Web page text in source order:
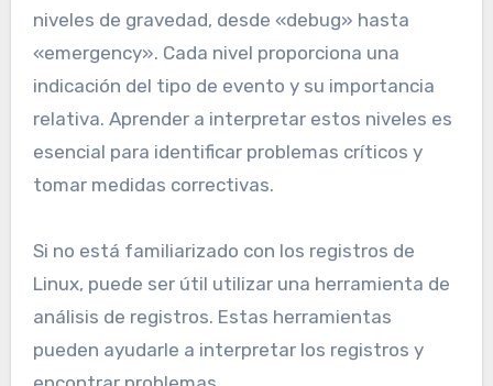
niveles de gravedad, desde «debug» hasta
«emergency». Cada nivel proporciona una
indicación del tipo de evento y su importancia
relativa. Aprender a interpretar estos niveles es
esencial para identificar problemas críticos y
tomar medidas correctivas.
Si no está familiarizado con los registros de
Linux, puede ser útil utilizar una herramienta de
análisis de registros. Estas herramientas
pueden ayudarle a interpretar los registros y